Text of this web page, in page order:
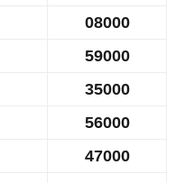
​08000
​59000
35000
56000
​47000